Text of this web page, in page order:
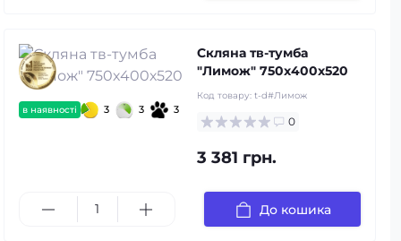
в наявності 3 3 3
Скляна тв-тумба
"Лимож" 750х400х520
Код товару: t-d#Лимож
0
3 381 грн.
До кошика